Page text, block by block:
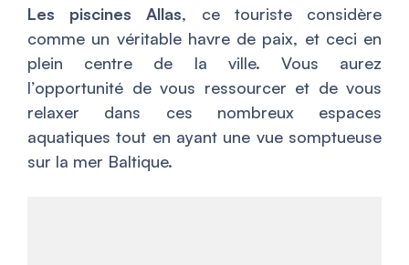
Les piscines Allas, ce touriste considère
comme un véritable havre de paix, et ceci en
plein centre de la ville. Vous aurez
l’opportunité de vous ressourcer et de vous
relaxer dans ces nombreux espaces
aquatiques tout en ayant une vue somptueuse
sur la mer Baltique.